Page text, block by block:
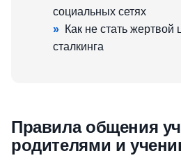
социальных сетях
» Как не стать жертвой
сталкинга
Правила общения
родителями и